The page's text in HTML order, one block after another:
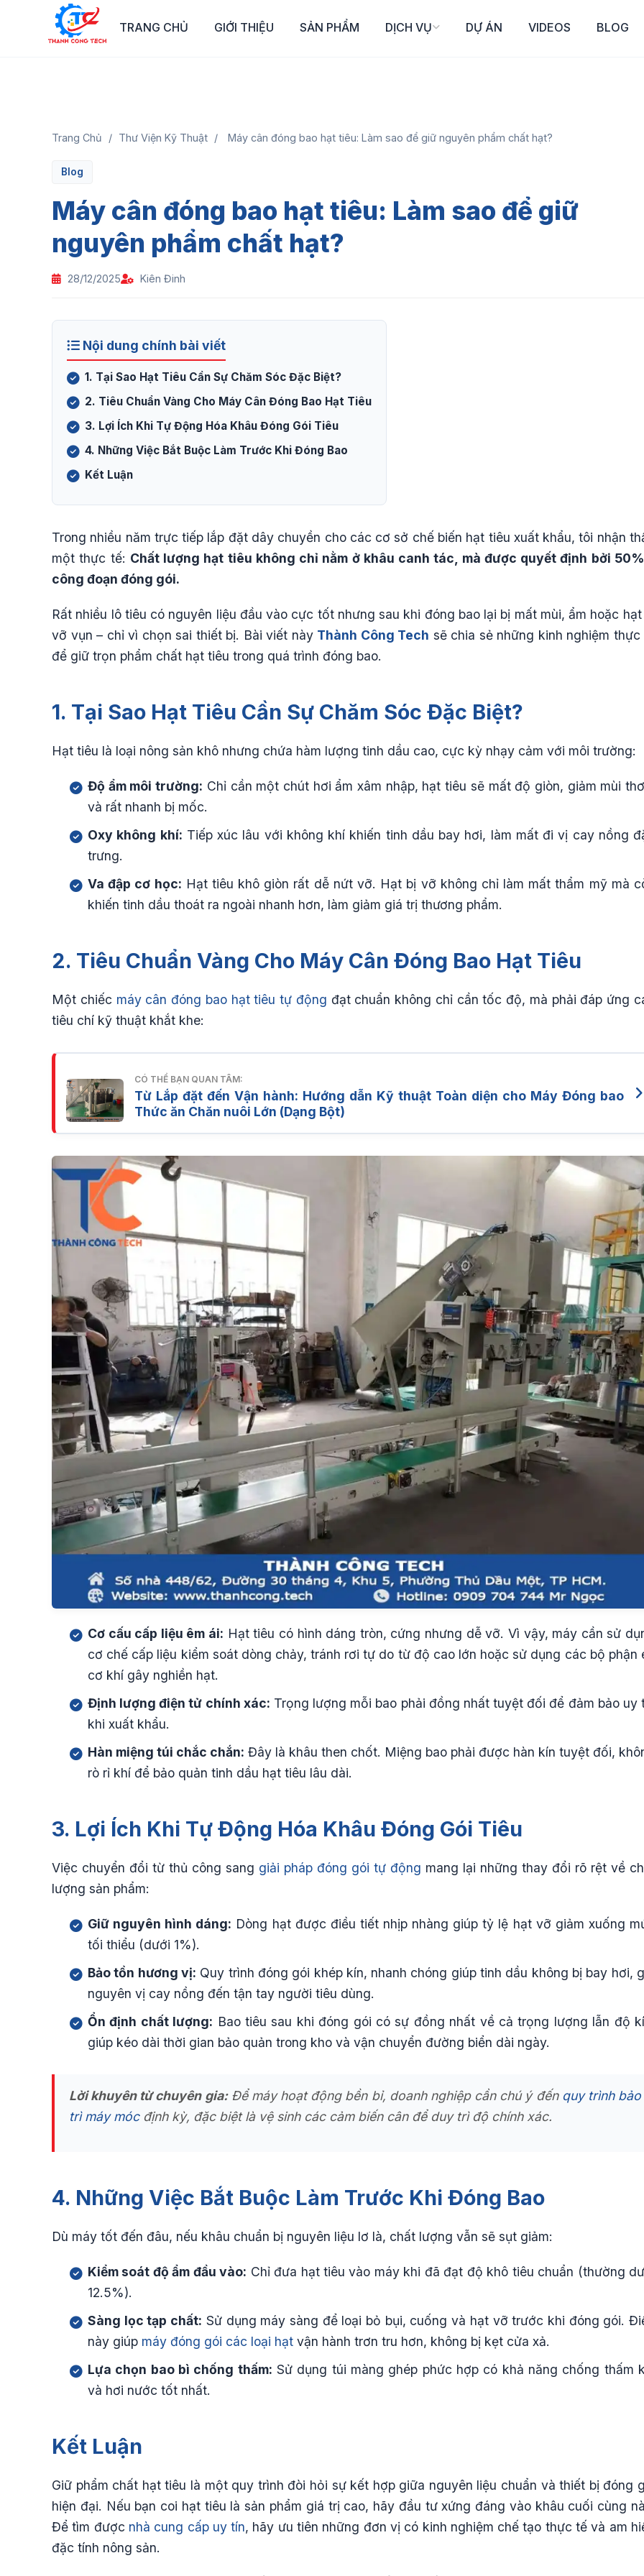
TRANG CHỦ GIỚI THIỆU SẢN PHẨM DỊCH VỤ DỰ ÁN VIDEOS BLOG
Trang Chủ / Thư Viện Kỹ Thuật / Máy cân đóng bao hạt tiêu: Làm sao để giữ nguyên phẩm chất hạt?
Blog
Máy cân đóng bao hạt tiêu: Làm sao để giữ
nguyên phẩm chất hạt?
28/12/2025 Kiên Đinh
Nội dung chính bài viết
1. Tại Sao Hạt Tiêu Cần Sự Chăm Sóc Đặc Biệt?
2. Tiêu Chuẩn Vàng Cho Máy Cân Đóng Bao Hạt Tiêu
3. Lợi Ích Khi Tự Động Hóa Khâu Đóng Gói Tiêu
4. Những Việc Bắt Buộc Làm Trước Khi Đóng Bao
Kết Luận
Trong nhiều năm trực tiếp lắp đặt dây chuyền cho các cơ sở chế biến hạt tiêu xuất khẩu, tôi nhận
một thực tế: Chất lượng hạt tiêu không chỉ nằm ở khâu canh tác, mà được quyết định bởi
công đoạn đóng gói.
Rất nhiều lô tiêu có nguyên liệu đầu vào cực tốt nhưng sau khi đóng bao lại bị mất mùi, ẩm hoặc
vỡ vụn – chỉ vì chọn sai thiết bị. Bài viết này Thành Công Tech sẽ chia sẻ những kinh nghiệm thực
để giữ trọn phẩm chất hạt tiêu trong quá trình đóng bao.
1. Tại Sao Hạt Tiêu Cần Sự Chăm Sóc Đặc Biệt?
Hạt tiêu là loại nông sản khô nhưng chứa hàm lượng tinh dầu cao, cực kỳ nhạy cảm với môi trường:
Độ ẩm môi trường: Chỉ cần một chút hơi ẩm xâm nhập, hạt tiêu sẽ mất độ giòn, giảm mùi
và rất nhanh bị mốc.
Oxy không khí: Tiếp xúc lâu với không khí khiến tinh dầu bay hơi, làm mất đi vị cay nồng
trưng.
Va đập cơ học: Hạt tiêu khô giòn rất dễ nứt vỡ. Hạt bị vỡ không chỉ làm mất thẩm mỹ mà
khiến tinh dầu thoát ra ngoài nhanh hơn, làm giảm giá trị thương phẩm.
2. Tiêu Chuẩn Vàng Cho Máy Cân Đóng Bao Hạt Tiêu
Một chiếc máy cân đóng bao hạt tiêu tự động đạt chuẩn không chỉ cần tốc độ, mà phải đáp ứng
tiêu chí kỹ thuật khắt khe:
CÓ THỂ BẠN QUAN TÂM:
Từ Lắp đặt đến Vận hành: Hướng dẫn Kỹ thuật Toàn diện cho Máy Đóng bao
Thức ăn Chăn nuôi Lớn (Dạng Bột)
Cơ cấu cấp liệu êm ái: Hạt tiêu có hình dáng tròn, cứng nhưng dễ vỡ. Vì vậy, máy cần sử
cơ chế cấp liệu kiểm soát dòng chảy, tránh rơi tự do từ độ cao lớn hoặc sử dụng các bộ phận
cơ khí gây nghiền hạt.
Định lượng điện tử chính xác: Trọng lượng mỗi bao phải đồng nhất tuyệt đối để đảm bảo uy
khi xuất khẩu.
Hàn miệng túi chắc chắn: Đây là khâu then chốt. Miệng bao phải được hàn kín tuyệt đối,
rò rỉ khí để bảo quản tinh dầu hạt tiêu lâu dài.
3. Lợi Ích Khi Tự Động Hóa Khâu Đóng Gói Tiêu
Việc chuyển đổi từ thủ công sang giải pháp đóng gói tự động mang lại những thay đổi rõ rệt về
lượng sản phẩm:
Giữ nguyên hình dáng: Dòng hạt được điều tiết nhịp nhàng giúp tỷ lệ hạt vỡ giảm xuống
tối thiểu (dưới 1%).
Bảo tồn hương vị: Quy trình đóng gói khép kín, nhanh chóng giúp tinh dầu không bị bay hơi,
nguyên vị cay nồng đến tận tay người tiêu dùng.
Ổn định chất lượng: Bao tiêu sau khi đóng gói có sự đồng nhất về cả trọng lượng lẫn độ
giúp kéo dài thời gian bảo quản trong kho và vận chuyển đường biển dài ngày.
Lời khuyên từ chuyên gia:Để máy hoạt động bền bỉ, doanh nghiệp cần chú ý đến quy trình bảo
trì máy mócđịnh kỳ, đặc biệt là vệ sinh các cảm biến cân để duy trì độ chính xác.
4. Những Việc Bắt Buộc Làm Trước Khi Đóng Bao
Dù máy tốt đến đâu, nếu khâu chuẩn bị nguyên liệu lơ là, chất lượng vẫn sẽ sụt giảm:
Kiểm soát độ ẩm đầu vào: Chỉ đưa hạt tiêu vào máy khi đã đạt độ khô tiêu chuẩn (thường
12.5%).
Sàng lọc tạp chất: Sử dụng máy sàng để loại bỏ bụi, cuống và hạt vỡ trước khi đóng gói.
này giúp máy đóng gói các loại hạt vận hành trơn tru hơn, không bị kẹt cửa xả.
Lựa chọn bao bì chống thấm: Sử dụng túi màng ghép phức hợp có khả năng chống thấm
và hơi nước tốt nhất.
Kết Luận
Giữ phẩm chất hạt tiêu là một quy trình đòi hỏi sự kết hợp giữa nguyên liệu chuẩn và thiết bị đóng
hiện đại. Nếu bạn coi hạt tiêu là sản phẩm giá trị cao, hãy đầu tư xứng đáng vào khâu cuối cùng
Để tìm được nhà cung cấp uy tín, hãy ưu tiên những đơn vị có kinh nghiệm chế tạo thực tế và am
đặc tính nông sản.